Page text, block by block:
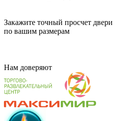
Закажите точный просчет двери
по вашим размерам
Нам доверяют